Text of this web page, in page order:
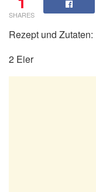
SHARES
Rezept und Zutaten:
2 Eier